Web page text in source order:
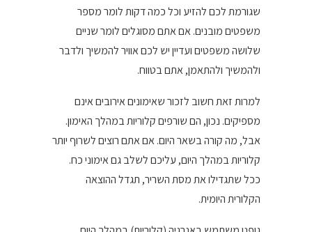
שגורמת לכם להזיע וכל כמה דקות לומר מספר
משפטים מובנים. אם אתם מסוגלים לומר שניים
שלושה משפטים ועדיין יש לכם אוויר להמשיך ולדבר
ולהמשיך ולהתאמן, אתם בטווח.
למרות זאת חשוב לזכור שאימונים אירובים אינם
מספיקים. נכון, הם שורפים קלוריות במהלך האימון.
אבל, מה קורה בשאר היום. אם אתם רוצים לשרוף יותר
קלוריות במהלך היום, עליכם לשלב גם אימוני כח.
ככל שתגדילו את מסת השריר, תגדל ההוצאה
הקלורית היומית.